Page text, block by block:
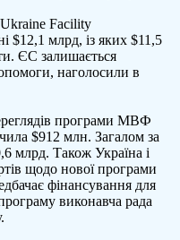
Facility
$12,1 млрд, із яких $11,5
ЄС залишається
наголосили в
програми МВФ
$912 млн. Загалом за
млрд. Також Україна і
щодо нової програми
фінансування для
виконавча рада